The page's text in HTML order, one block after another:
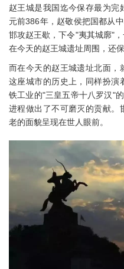
赵王城是我国迄今保存最为完
元前386年，赵敬侯把国都从
邯攻赵王歇，下令"夷其城廓"
在今天的赵王城遗址周围，还
而在今天的赵王城遗址北面，
这座城市的历史上，同样扮演
铁工业的"三皇五帝十八罗汉"
进程做出了不可磨灭的贡献。
老的面貌呈现在世人眼前。